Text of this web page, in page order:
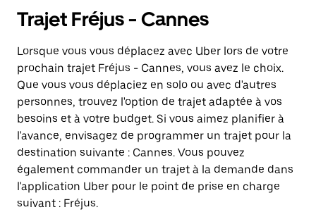
Trajet Fréjus - Cannes
Lorsque vous vous déplacez avec Uber lors de votre
prochain trajet Fréjus - Cannes, vous avez le choix.
Que vous vous déplaciez en solo ou avec d'autres
personnes, trouvez l'option de trajet adaptée à vos
besoins et à votre budget. Si vous aimez planifier à
l'avance, envisagez de programmer un trajet pour la
destination suivante : Cannes. Vous pouvez
également commander un trajet à la demande dans
l'application Uber pour le point de prise en charge
suivant : Fréjus.